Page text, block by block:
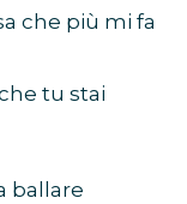
che più mi fa
tu stai
ballare